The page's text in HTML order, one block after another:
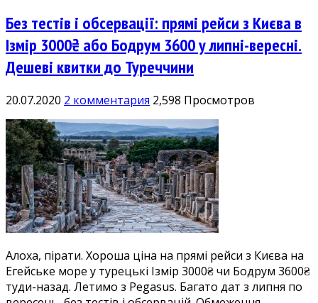
Без тестів і обсервації: прямі рейси з Києва в
Ізмір 3000₴ або Бодрум 3600 у липні-вересні.
Дешеві квитки до Туреччини
20.07.2020 2 комментария 2,598 Просмотров
Алоха, пірати. Хороша ціна на прямі рейси з Києва на
Егейське море у турецькі Ізмір 3000₴ чи Бодрум 3600₴
туди-назад. Летимо з Pegasus. Багато дат з липня по